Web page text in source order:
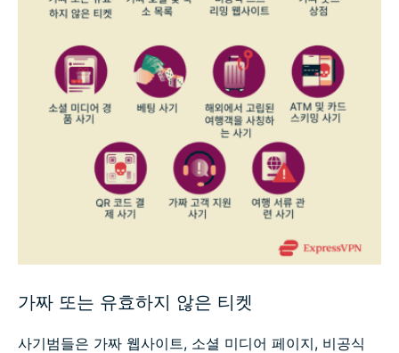
가짜 또는 유효하지 않은 티켓
사기범들은 가짜 웹사이트, 소셜 미디어 페이지, 비공식